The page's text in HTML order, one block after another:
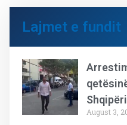
Lajmet e fundit
Shqipëri
August 3,